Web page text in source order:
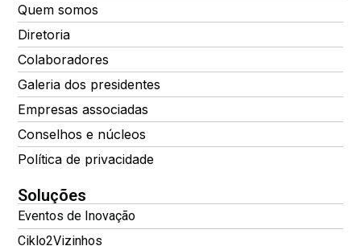
Quem somos
Diretoria
Colaboradores
Galeria dos presidentes
Empresas associadas
Conselhos e núcleos
Política de privacidade
Soluções
Eventos de Inovação
Ciklo2Vizinhos